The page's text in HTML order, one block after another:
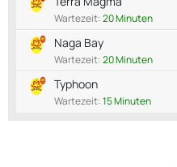
Wartezeit:20 Minuten
Naga Bay
Wartezeit:20 Minuten
Typhoon
Wartezeit:15 Minuten